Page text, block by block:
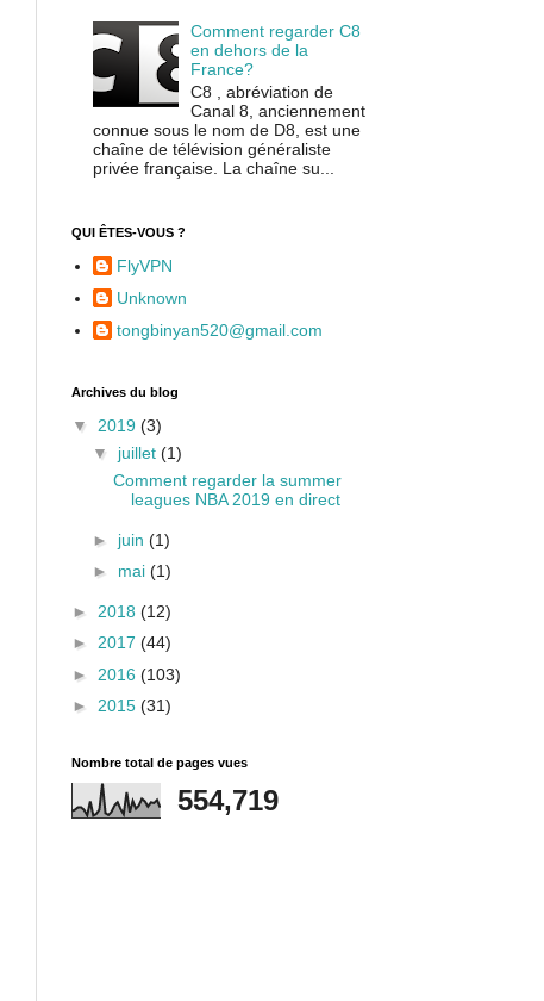
Comment regarder C8
en dehors de la
France?
C8 , abréviation de
Canal 8, anciennement
connue sous le nom de D8, est une
chaîne de télévision généraliste
privée française. La chaîne su...
QUI ÊTES-VOUS ?
FlyVPN
Unknown
tongbinyan520@gmail.com
Archives du blog
▼ 2019 (3)
▼ juillet (1)
Comment regarder la summer
leagues NBA 2019 en direct
► juin (1)
► mai (1)
► 2018 (12)
► 2017 (44)
► 2016 (103)
► 2015 (31)
Nombre total de pages vues
554,719